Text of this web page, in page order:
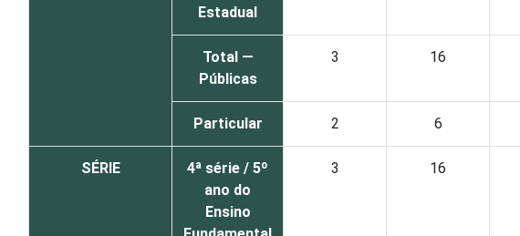
Estadual
Total —
Públicas
3 16
Particular 2 6
SÉRIE
4ª série / 5º
ano do
Ensino
3 16